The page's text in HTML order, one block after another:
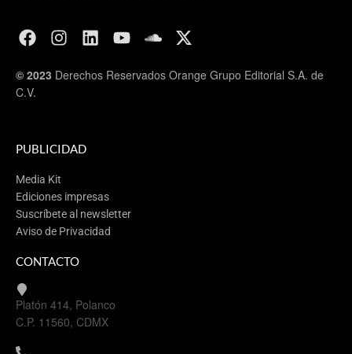
© 2023 Derechos Reservados Orange Grupo Editorial S.A. de
C.V.
PUBLICIDAD
Media Kit
Ediciones impresas
Suscríbete al newsletter
Aviso de Privacidad
CONTACTO
Platón 414, Polanco
C.P. 11560, CDMX